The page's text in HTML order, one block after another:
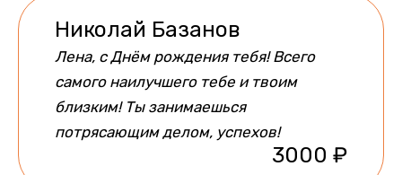
Николай Базанов
Лена, с Днём рождения тебя! Всего
самого наилучшего тебе и твоим
близким! Ты занимаешься
потрясающим делом, успехов!
3000 ₽